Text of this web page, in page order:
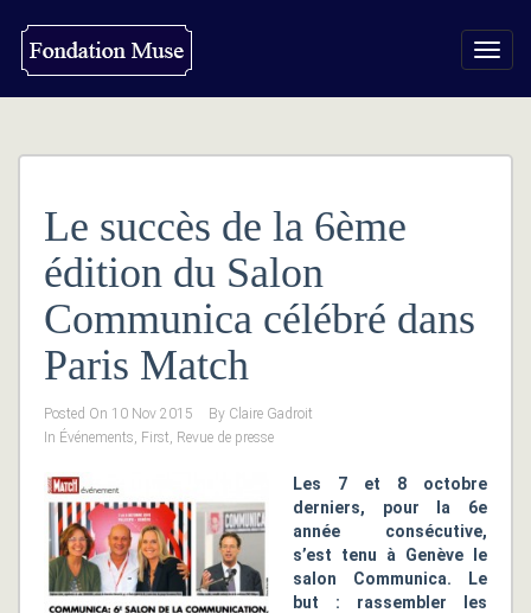
Le succès de la 6ème
édition du Salon
Communica célébré dans
Paris Match
Posted On 10 Nov 2015 By Claire Gadroit
In Événements, First, Revue de presse
Les 7 et 8 octobre
derniers, pour la 6e
année consécutive,
s’est tenu à Genève le
salon Communica. Le
but : rassembler les